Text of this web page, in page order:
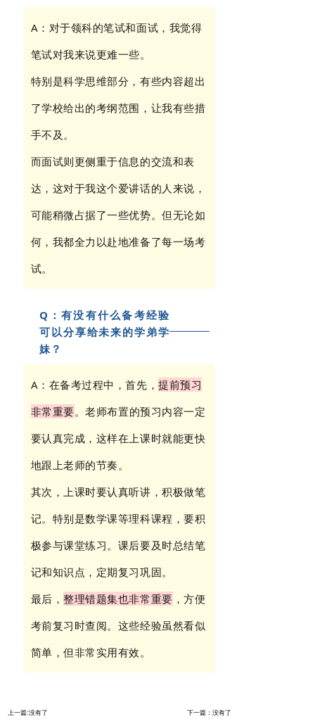
A：对于领科的笔试和面试，我觉得
笔试对我来说更难一些。
特别是科学思维部分，有些内容超出
了学校给出的考纲范围，让我有些措
手不及。
而面试则更侧重于信息的交流和表
达，这对于我这个爱讲话的人来说，
可能稍微占据了一些优势。但无论如
何，我都全力以赴地准备了每一场考
试。
Q：有没有什么备考经验
可以分享给未来的学弟学
妹？
A：在备考过程中，首先，提前预习
非常重要。老师布置的预习内容一定
要认真完成，这样在上课时就能更快
地跟上老师的节奏。
其次，上课时要认真听讲，积极做笔
记。特别是数学课等理科课程，要积
极参与课堂练习。课后要及时总结笔
记和知识点，定期复习巩固。
最后，整理错题集也非常重要 ，方便
考前复习时查阅。这些经验虽然看似
简单，但非常实用有效。
上一篇:没有了 下一篇：没有了